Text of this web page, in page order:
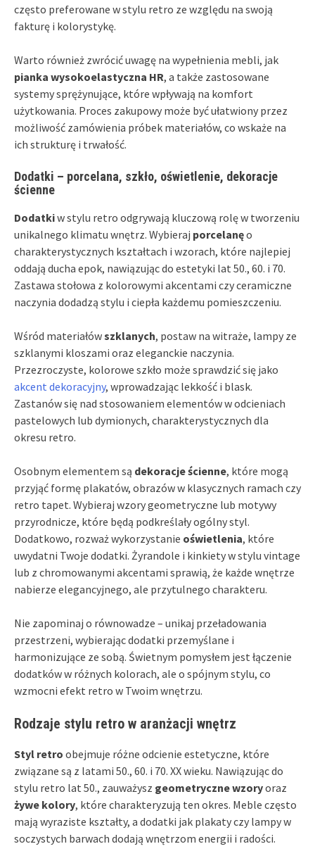
często preferowane w stylu retro ze względu na swoją
fakturę i kolorystykę.
Warto również zwrócić uwagę na wypełnienia mebli, jak
pianka wysokoelastyczna HR, a także zastosowane
systemy sprężynujące, które wpływają na komfort
użytkowania. Proces zakupowy może być ułatwiony przez
możliwość zamówienia próbek materiałów, co wskaże na
ich strukturę i trwałość.
Dodatki – porcelana, szkło, oświetlenie, dekoracje
ścienne
Dodatkiw stylu retro odgrywają kluczową rolę w tworzeniu
unikalnego klimatu wnętrz. Wybieraj porcelanęo
charakterystycznych kształtach i wzorach, które najlepiej
oddają ducha epok, nawiązując do estetyki lat 50., 60. i 70.
Zastawa stołowa z kolorowymi akcentami czy ceramiczne
naczynia dodadzą stylu i ciepła każdemu pomieszczeniu.
Wśród materiałówszklanych, postaw na witraże, lampy ze
szklanymi kloszami oraz eleganckie naczynia.
Przezroczyste, kolorowe szkło może sprawdzić się jako
akcent dekoracyjny, wprowadzając lekkość i blask.
Zastanów się nad stosowaniem elementów w odcieniach
pastelowych lub dymionych, charakterystycznych dla
okresu retro.
Osobnym elementem są dekoracje ścienne, które mogą
przyjąć formę plakatów, obrazów w klasycznych ramach czy
retro tapet. Wybieraj wzory geometryczne lub motywy
przyrodnicze, które będą podkreślały ogólny styl.
Dodatkowo, rozważ wykorzystanie oświetlenia, które
uwydatni Twoje dodatki. Żyrandole i kinkiety w stylu vintage
lub z chromowanymi akcentami sprawią, że każde wnętrze
nabierze elegancyjnego, ale przytulnego charakteru.
Nie zapominaj o równowadze – unikaj przeładowania
przestrzeni, wybierając dodatki przemyślane i
harmonizujące ze sobą. Świetnym pomysłem jest łączenie
dodatków w różnych kolorach, ale o spójnym stylu, co
wzmocni efekt retro w Twoim wnętrzu.
Rodzaje stylu retro w aranżacji wnętrz
Styl retro obejmuje różne odcienie estetyczne, które
związane są z latami 50., 60. i 70. XX wieku. Nawiązując do
stylu retro lat 50., zauważysz geometryczne wzoryoraz
żywe kolory, które charakteryzują ten okres. Meble często
mają wyraziste kształty, a dodatki jak plakaty czy lampy w
soczystych barwach dodają wnętrzom energii i radości.